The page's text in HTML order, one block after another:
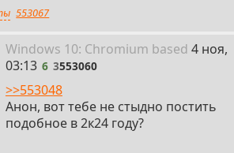
553067
Windows 10: Chromium based 6
4 ноя,
03:13 6 3553060
>>553048
Анон, вот тебе не стыдно постить
подобное в 2к24 году?